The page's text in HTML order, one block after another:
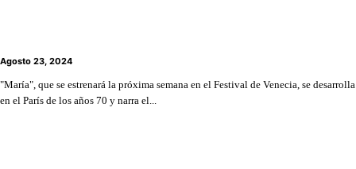
Agosto 23, 2024
"María", que se estrenará la próxima semana en el Festival de Venecia, se desarrolla
en el París de los años 70 y narra el...